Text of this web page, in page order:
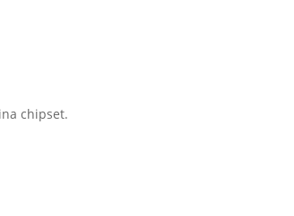
chipset.